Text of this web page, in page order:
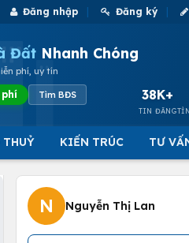
Đăng nhập Đăng ký
Đất Nhanh Chóng
phí, uy tín
Tìm BĐS 38K+
TIN ĐĂNG
THUỶ KIẾN TRÚC TƯ
N Nguyễn Thị Lan